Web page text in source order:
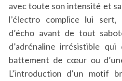
avec toute son intensité et
l’électro complice lui sert,
d’écho avant de tout
d’adrénaline irrésistible
battement de cœur ou
L’introduction d’un motif